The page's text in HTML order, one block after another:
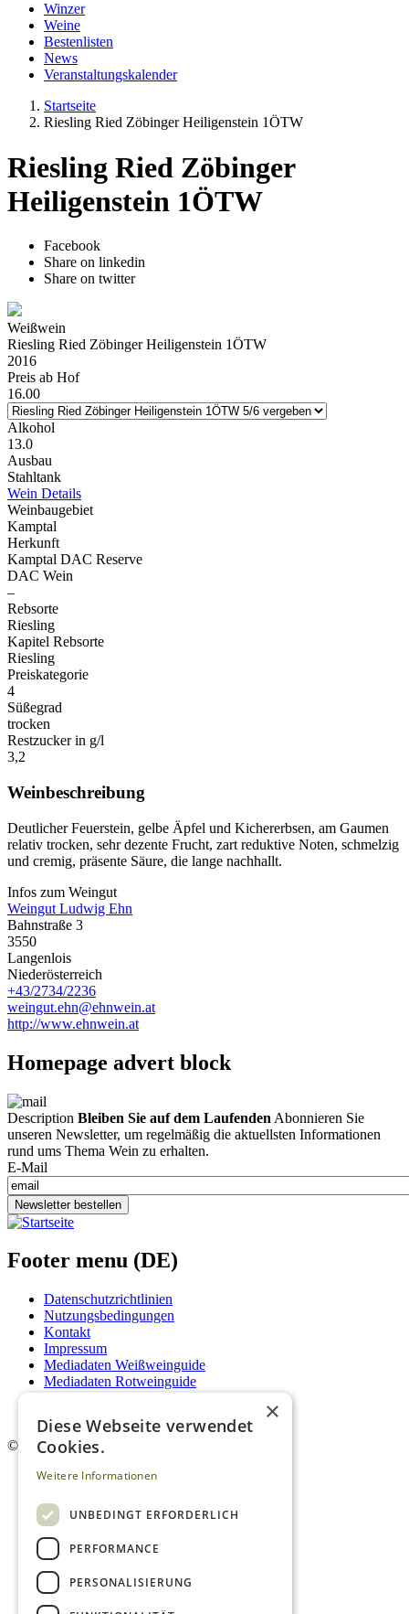
Winzer
Weine
Bestenlisten
News
Veranstaltungskalender
Startseite
Riesling Ried Zöbinger Heiligenstein 1ÖTW
Riesling Ried Zöbinger
Heiligenstein 1ÖTW
Facebook
Share on linkedin
Share on twitter
Weißwein
Riesling Ried Zöbinger Heiligenstein 1ÖTW
2016
Preis ab Hof
16.00
Alkohol
13.0
Ausbau
Stahltank
Wein Details
Weinbaugebiet
Kamptal
Herkunft
Kamptal DAC Reserve
DAC Wein
–
Rebsorte
Riesling
Kapitel Rebsorte
Riesling
Preiskategorie
4
Süßegrad
trocken
Restzucker in g/l
3,2
Weinbeschreibung
Deutlicher Feuerstein, gelbe Äpfel und Kichererbsen, am Gaumen
relativ trocken, sehr dezente Frucht, zart reduktive Noten, schmelzig
und cremig, präsente Säure, die lange nachhallt.
Infos zum Weingut
Weingut Ludwig Ehn
Bahnstraße 3
3550
Langenlois
Niederösterreich
+43/2734/2236
weingut.ehn@ehnwein.at
http://www.ehnwein.at
Homepage advert block
Description Bleiben Sie auf dem Laufenden Abonnieren Sie
unseren Newsletter, um regelmäßig die aktuellsten Informationen
rund ums Thema Wein zu erhalten.
E-Mail
Newsletter bestellen
Footer menu (DE)
Datenschutzrichtlinien
Nutzungsbedingungen
Kontakt
Impressum
Mediadaten Weißweinguide
Mediadaten Rotweinguide
AGB
© 2026. Alle Rechte vorbehalten.
×
Diese Webseite verwendet
Cookies.
Weitere Informationen
UNBEDINGT ERFORDERLICH
PERFORMANCE
PERSONALISIERUNG